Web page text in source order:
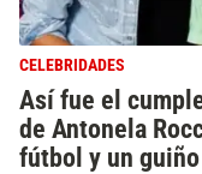
CELEBRIDADES
Así fue el
de Antonela
fútbol y un